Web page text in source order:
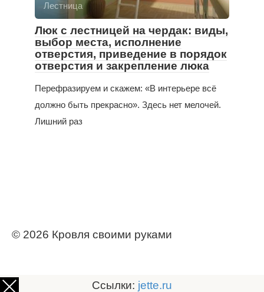
Лестница
Люк с лестницей на чердак: виды,
выбор места, исполнение
отверстия, приведение в порядок
отверстия и закрепление люка
Перефразируем и скажем: «В интерьере всё
должно быть прекрасно». Здесь нет мелочей.
Лишний раз
© 2026 Кровля своими руками
Ссылки: jette.ru